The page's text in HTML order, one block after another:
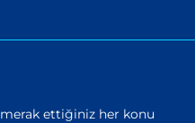
ettiğiniz her konu